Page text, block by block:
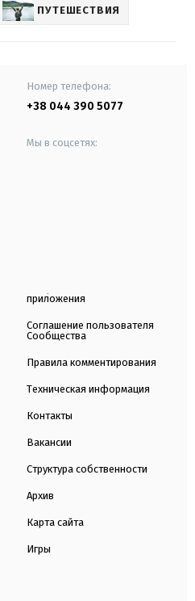
ПУТЕШЕСТВИЯ
Номер телефона:
+38 044 390 5077
Мы в соцсетях:
приложения
Соглашение пользователя
Сообщества
Правила комментирования
Техническая информация
Контакты
Вакансии
Структура собственности
Архив
Карта сайта
Игры